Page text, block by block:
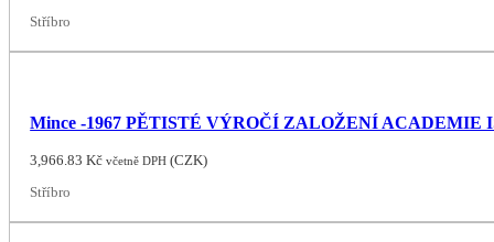
Stříbro
Mince -1967 PĚTISTÉ VÝROČÍ ZALOŽENÍ ACADEMIE
3,966.83Kč včetně DPH (CZK)
Stříbro